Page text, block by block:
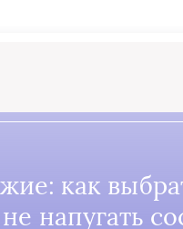
как
напугать